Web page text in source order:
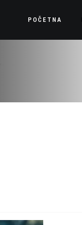
POČETNA